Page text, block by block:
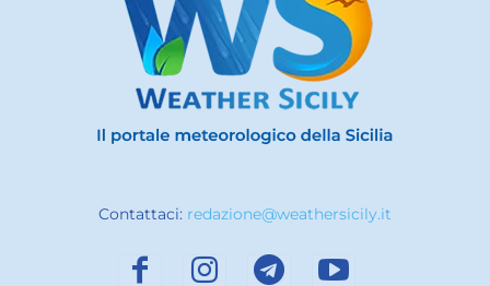
Contattaci: redazione@weathersicily.it